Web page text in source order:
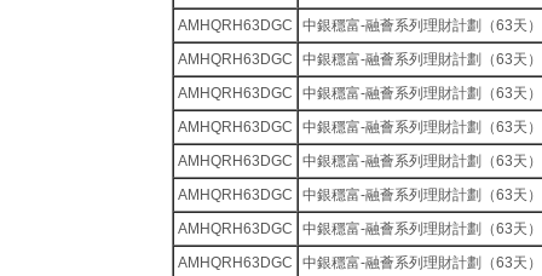
AMHQRH63DGC
中銀穩富-融薈系列理財計劃（63天）
AMHQRH63DGC
中銀穩富-融薈系列理財計劃（63天）
AMHQRH63DGC
中銀穩富-融薈系列理財計劃（63天）
AMHQRH63DGC
中銀穩富-融薈系列理財計劃（63天）
AMHQRH63DGC
中銀穩富-融薈系列理財計劃（63天）
AMHQRH63DGC
中銀穩富-融薈系列理財計劃（63天）
AMHQRH63DGC
中銀穩富-融薈系列理財計劃（63天）
AMHQRH63DGC
中銀穩富-融薈系列理財計劃（63天）